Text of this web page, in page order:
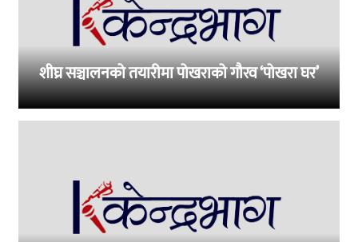
शीघ्र सञ्चालनको तयारीमा पोखराको गौरव ‘पोखरा घर’